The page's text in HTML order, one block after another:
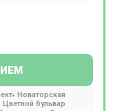
Новаторская
Цветной бульвар